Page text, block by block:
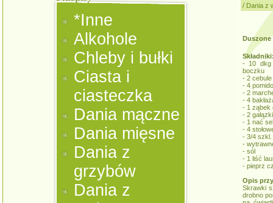
*Inne
Alkohole
Chleby i bułki
Ciasta i
ciasteczka
Dania mączne
Dania mięsne
Dania z
grzybów
Dania z
/ Dania z
Duszone
- 10 dkg
boczku
- 2
- 4
- 2
- 4
- 1 ząbek
- 2
- 1 nać
- 4
- 3/4 szkl.
-
- sól
- 1 liść
- pieprz
Opis
Skrawki
drobno